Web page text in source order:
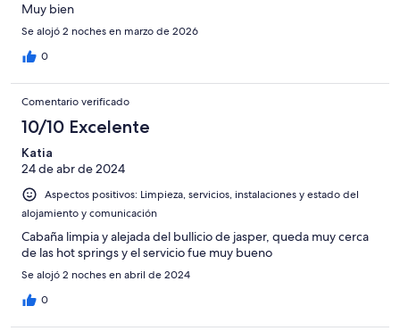
Muy bien
Se alojó 2 noches en marzo de 2026
0
Comentario verificado
10/10 Excelente
Katia
24 de abr de 2024
Aspectos positivos: Limpieza, servicios, instalaciones y estado del
alojamiento y comunicación
Cabaña limpia y alejada del bullicio de jasper, queda muy cerca
de las hot springs y el servicio fue muy bueno
Se alojó 2 noches en abril de 2024
0